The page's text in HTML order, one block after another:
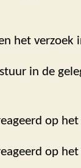
het verzoek
in de
op
op